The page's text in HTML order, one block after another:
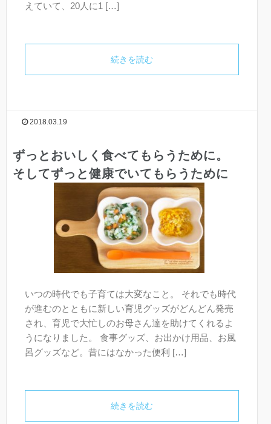
えていて、20人に1 […]
続きを読む
2018.03.19
ずっとおいしく食べてもらうために。
そしてずっと健康でいてもらうために
いつの時代でも子育ては大変なこと。 それでも時代
が進むのとともに新しい育児グッズがどんどん発売
され、育児で大忙しのお母さん達を助けてくれるよ
うになりました。 食事グッズ、お出かけ用品、お風
呂グッズなど。昔にはなかった便利 […]
続きを読む